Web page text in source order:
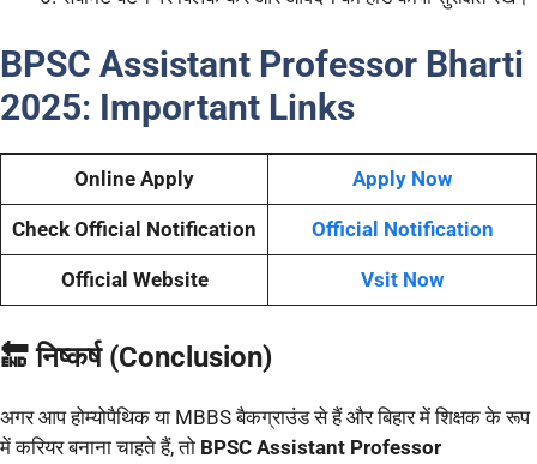
BPSC Assistant Professor Bharti
2025: Important Links
Online Apply Apply Now
Check Official Notification Official Notification
Official Website Vsit Now
🔚 निष्कर्ष (Conclusion)
अगर आप होम्योपैथिक या MBBS बैकग्राउंड से हैं और बिहार में शिक्षक के रूप
में करियर बनाना चाहते हैं, तो BPSC Assistant Professor